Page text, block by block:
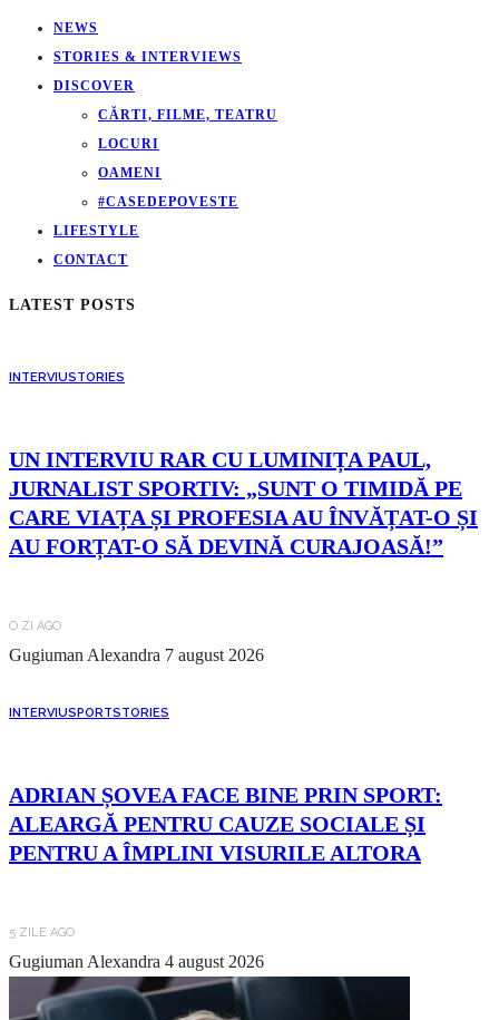
NEWS
STORIES & INTERVIEWS
DISCOVER
CĂRTI, FILME, TEATRU
LOCURI
OAMENI
#CASEDEPOVESTE
LIFESTYLE
CONTACT
LATEST POSTS
INTERVIUSTORIES
UN INTERVIU RAR CU LUMINIȚA PAUL,
JURNALIST SPORTIV: „SUNT O TIMIDĂ PE
CARE VIAȚA ȘI PROFESIA AU ÎNVĂȚAT-O ȘI
AU FORȚAT-O SĂ DEVINĂ CURAJOASĂ!”
O ZI AGO
Gugiuman Alexandra 7 august 2026
INTERVIUSPORTSTORIES
ADRIAN ȘOVEA FACE BINE PRIN SPORT:
ALEARGĂ PENTRU CAUZE SOCIALE ȘI
PENTRU A ÎMPLINI VISURILE ALTORA
5 ZILE AGO
Gugiuman Alexandra 4 august 2026